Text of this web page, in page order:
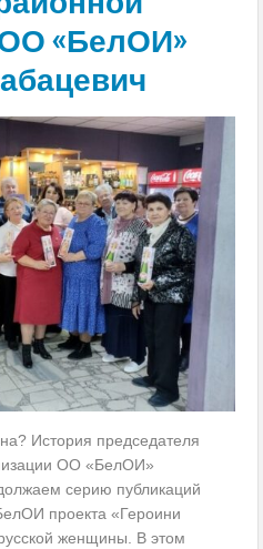
«БелОИ»
История председателя
ОО «БелОИ»
серию публикаций
проекта «Героини
женщины. В этом